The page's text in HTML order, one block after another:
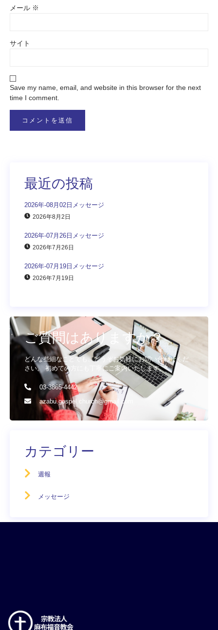
メール ※
サイト
Save my name, email, and website in this browser for the next
time I comment.
最近の投稿
2026年-08月02日メッセージ
2026年8月2日
2026年-07月26日メッセージ
2026年7月26日
2026年-07月19日メッセージ
2026年7月19日
ご質問はありますか？
どんな些細なことでも、どうぞお気軽にお問い合わせくだ
さい。 初めての方にも丁寧にご案内いたします。
03-3865-4442
azabu.gospel.church@gmail.com
カテゴリー
週報
メッセージ